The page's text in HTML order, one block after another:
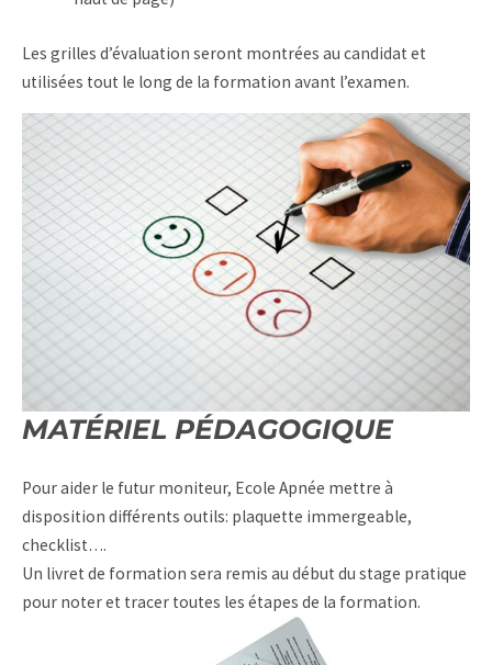
Les grilles d’évaluation seront montrées au candidat et
utilisées tout le long de la formation avant l’examen.
MATÉRIEL PÉDAGOGIQUE
Pour aider le futur moniteur, Ecole Apnée mettre à
disposition différents outils: plaquette immergeable,
checklist….
Un livret de formation sera remis au début du stage pratique
pour noter et tracer toutes les étapes de la formation.